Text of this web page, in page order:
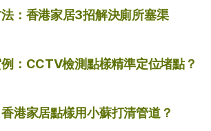
：香港家居3招解決廁所塞渠
：CCTV檢測點樣精準定位堵點？
港家居點樣用小蘇打清管道？